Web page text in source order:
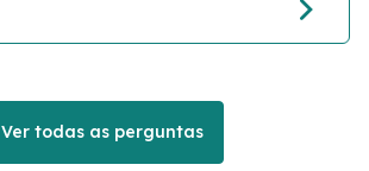
Ver todas as perguntas